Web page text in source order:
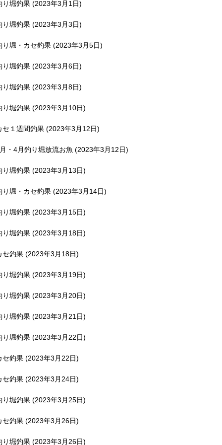
り堀釣果 (2023年3月1日)
り堀釣果 (2023年3月3日)
り堀・カセ釣果 (2023年3月5日)
り堀釣果 (2023年3月6日)
り堀釣果 (2023年3月8日)
り堀釣果 (2023年3月10日)
セ１週間釣果 (2023年3月12日)
・4月釣り堀放流お魚 (2023年3月12日)
り堀釣果 (2023年3月13日)
り堀・カセ釣果 (2023年3月14日)
り堀釣果 (2023年3月15日)
り堀釣果 (2023年3月18日)
セ釣果 (2023年3月18日)
り堀釣果 (2023年3月19日)
り堀釣果 (2023年3月20日)
り堀釣果 (2023年3月21日)
り堀釣果 (2023年3月22日)
セ釣果 (2023年3月22日)
セ釣果 (2023年3月24日)
り堀釣果 (2023年3月25日)
セ釣果 (2023年3月26日)
り堀釣果 (2023年3月26日)